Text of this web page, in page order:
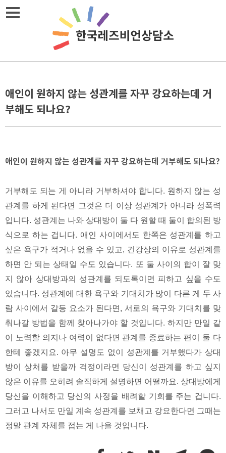
Skip
애인이 원하지 않는 성관계를 자꾸 강요하는데 거
부해도 되나요?
애인이 원하지 않는 성관계를 자꾸 강요하는데 거부해도 되나요?
거부해도 되는 게 아니라 거부하셔야 합니다. 원하지 않는 성
관계를 하게 된다면 그것은 더 이상 성관계가 아니라 성폭력
입니다. 성관계는 나와 상대방이 둘 다 원할 때 둘이 합의된 방
식으로 하는 겁니다. 애인 사이에서도 한쪽은 성관계를 하고
싶은 욕구가 적거나 없을 수 있고, 건강상의 이유로 성관계를
하면 안 되는 상태일 수도 있습니다. 또 둘 사이의 합이 잘 맞
지 않아 상대방과의 성관계를 되도록이면 피하고 싶을 수도
있습니다. 성관계에 대한 욕구와 기대치가 많이 다른 게 두 사
람 사이에서 갈등 요소가 된다면, 서로의 욕구와 기대치를 맞
춰나갈 방법을 함께 찾아나가야 할 것입니다. 하지만 만일 같
이 노력할 의지나 여력이 없다면 관계를 종료하는 편이 둘 다
한테 좋겠지요. 아무 설명도 없이 성관계를 거부했다가 상대
방이 상처를 받을까 걱정이라면 당신이 성관계를 하고 싶지
않은 이유를 오히려 솔직하게 설명하면 어떨까요. 상대방에게
당신을 이해하고 당신의 사정을 배려할 기회를 주는 겁니다.
그러고 나서도 만일 계속 성관계를 보채고 강요한다면 그때는
정말 관계 자체를 접는 게 나을 것입니다.